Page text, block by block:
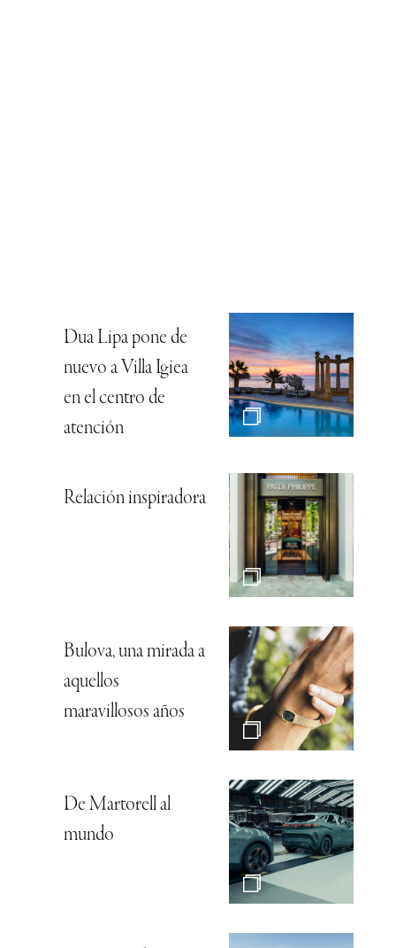
Dua Lipa pone de
nuevo a Villa Igiea
en el centro de
atención
Relación inspiradora
Bulova, una mirada a
aquellos
maravillosos años
De Martorell al
mundo